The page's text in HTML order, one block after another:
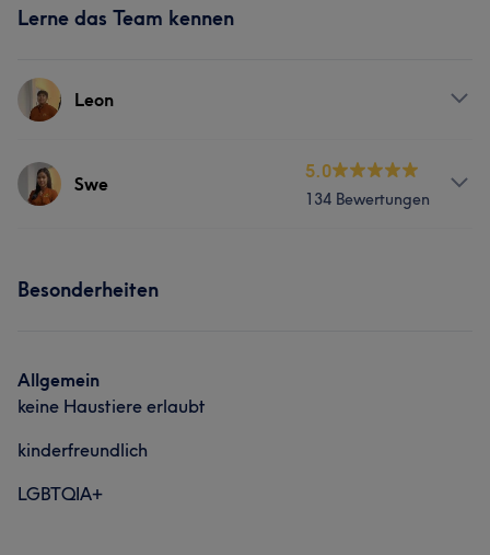
Lerne das Team kennen
Leon
Services
Swe
5.0
134 Bewertungen
Was unsere Kunden über Swe sagen
Rücksichtsvoll 7
Besonderheiten
Allgemein
keine Haustiere erlaubt
kinderfreundlich
LGBTQIA+